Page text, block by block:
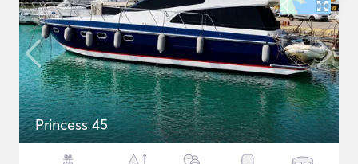
Princess 45